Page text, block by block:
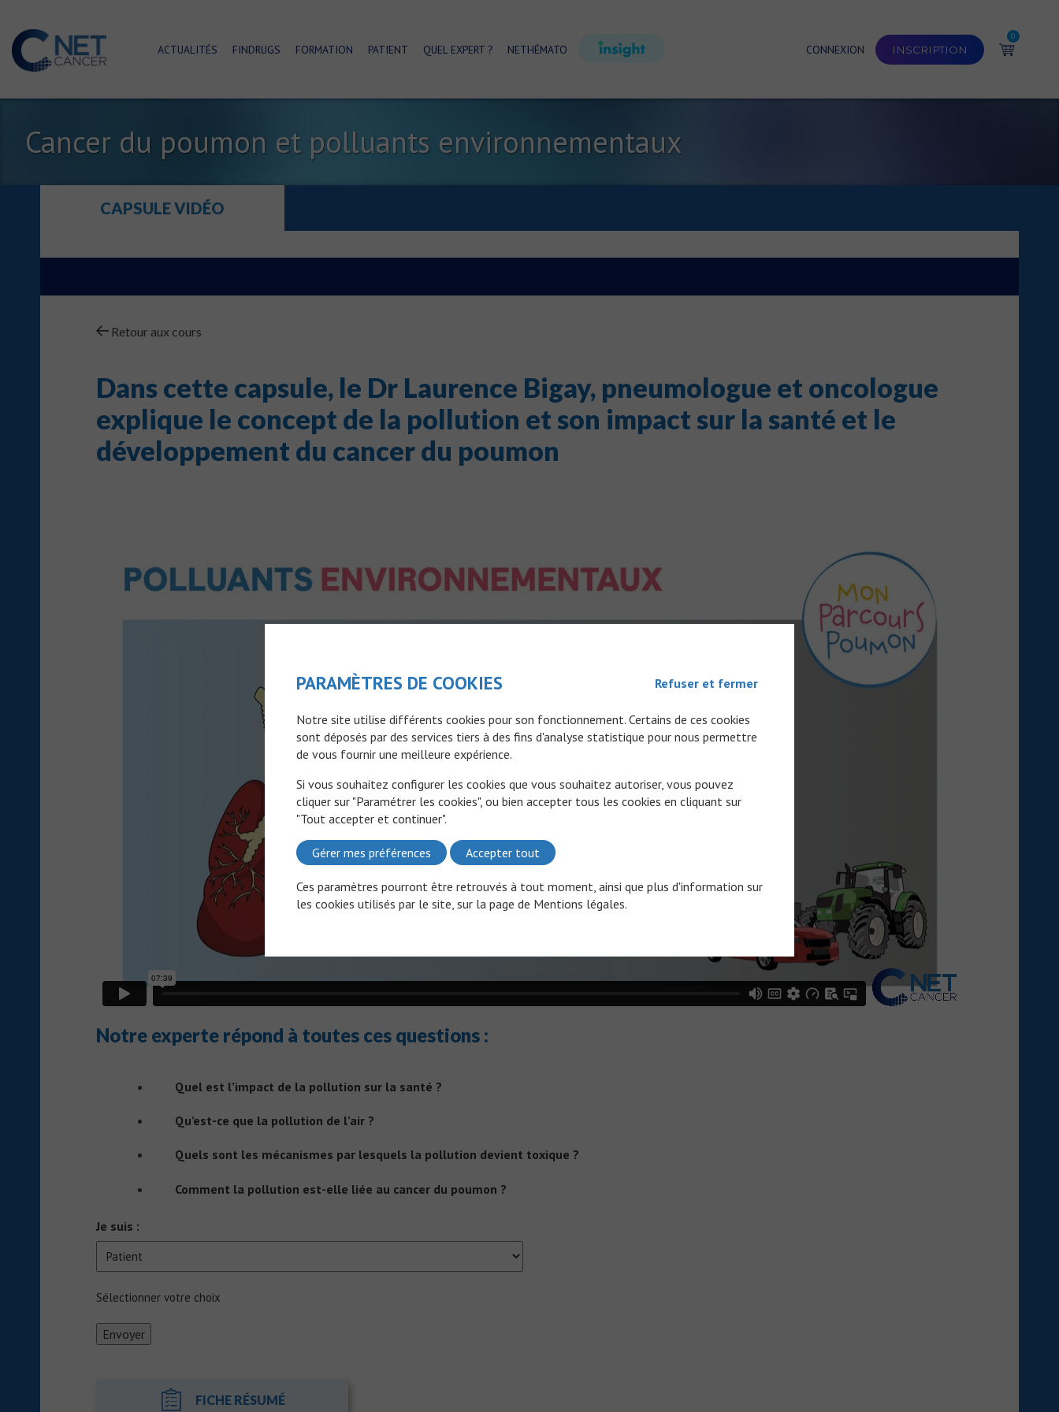
ACTUALITÉS FINDRUGS FORMATION PATIENT QUEL EXPERT ? NETHÉMATO CONNEXION INSCRIPTION
0
Cancer du poumon et polluants environnementaux
CAPSULE VIDÉO
Retour aux cours
Dans cette capsule, le Dr Laurence Bigay, pneumologue et oncologue
explique le concept de la pollution et son impact sur la santé et le
développement du cancer du poumon
Notre experte répond à toutes ces questions :
Quel est l’impact de la pollution sur la santé ?
Qu’est-ce que la pollution de l’air ?
Quels sont les mécanismes par lesquels la pollution devient toxique ?
Comment la pollution est-elle liée au cancer du poumon ?
Je suis :
Sélectionner votre choix
FICHE RÉSUMÉ
Refuser et fermer
PARAMÈTRES DE COOKIES
Notre site utilise différents cookies pour son fonctionnement. Certains de ces cookies
sont déposés par des services tiers à des fins d'analyse statistique pour nous permettre
de vous fournir une meilleure expérience.
Si vous souhaitez configurer les cookies que vous souhaitez autoriser, vous pouvez
cliquer sur "Paramétrer les cookies", ou bien accepter tous les cookies en cliquant sur
"Tout accepter et continuer".
Gérer mes préférences Accepter tout
Ces paramètres pourront être retrouvés à tout moment, ainsi que plus d'information sur
les cookies utilisés par le site, sur la page de Mentions légales.